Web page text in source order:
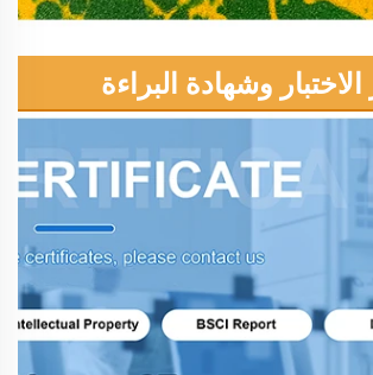
الاختبار وشهادة البراءة